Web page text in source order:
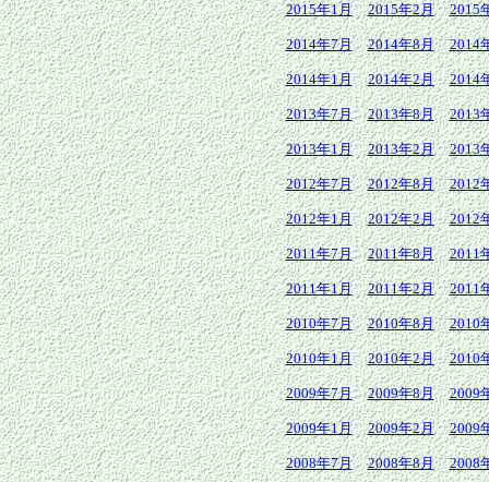
2015年1月 2015年2月 2015
2014年7月 2014年8月 2014
2014年1月 2014年2月 2014
2013年7月 2013年8月 2013
2013年1月 2013年2月 2013
2012年7月 2012年8月 2012
2012年1月 2012年2月 2012
2011年7月 2011年8月 2011
2011年1月 2011年2月 2011
2010年7月 2010年8月 2010
2010年1月 2010年2月 2010
2009年7月 2009年8月 2009
2009年1月 2009年2月 2009
2008年7月 2008年8月 2008